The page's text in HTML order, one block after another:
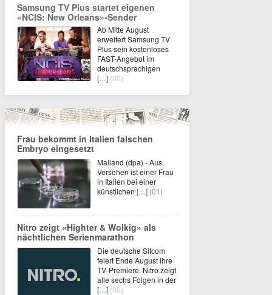
Samsung TV Plus startet eigenen
«NCIS: New Orleans»-Sender
Ab Mitte August
erweitert Samsung TV
Plus sein kostenloses
FAST-Angebot im
deutschsprachigen
[…] (00)
Frau bekommt in Italien falschen
Embryo eingesetzt
Mailand (dpa) - Aus
Versehen ist einer Frau
in Italien bei einer
künstlichen […] (01)
Nitro zeigt «Highter & Wolkig» als
nächtlichen Serienmarathon
Die deutsche Sitcom
feiert Ende August ihre
TV-Premiere. Nitro zeigt
alle sechs Folgen in der
[…] (00)